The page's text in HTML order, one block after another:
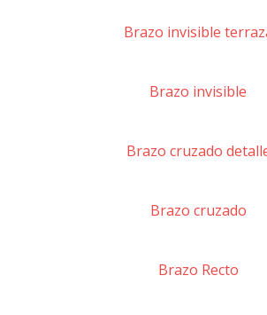
Brazo invisible
Brazo invisible
Brazo cruzado
Brazo cruzado
Brazo Recto